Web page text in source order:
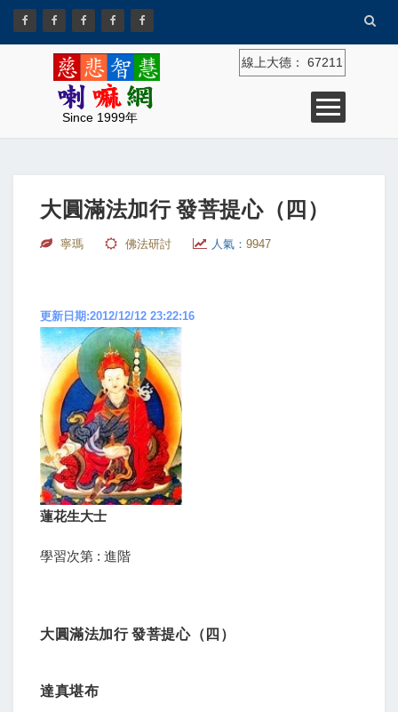
Since 1999年
線上大德： 67211
大圓滿法加行 發菩提心（四）
寧瑪 佛法研討 人氣： 9947
更新日期:2012/12/12 23:22:16
蓮花生大士
學習次第 : 進階
大圓滿法加行 發菩提心（四）
達真堪布